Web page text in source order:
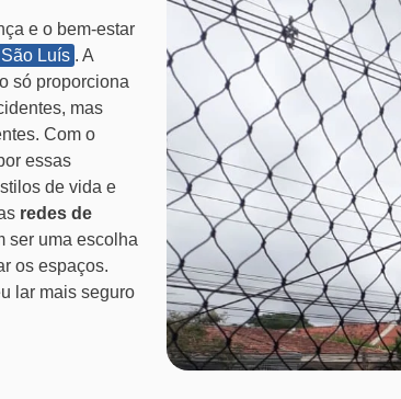
e o bem-estar
São Luís . A
só proporciona
mas
Com o
essas
de vida e
redes de
ser uma escolha
os espaços.
lar mais seguro